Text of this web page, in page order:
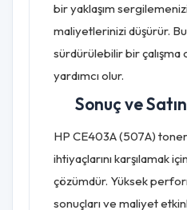
bir yaklaşım
maliyetlerinizi düşürür.
sürdürülebilir bir çalışma
yardımcı olur.
Sonuç ve
HP CE403A (507A)
ihtiyaçlarını karşılamak
çözümdür. Yüksek
sonuçları ve maliyet